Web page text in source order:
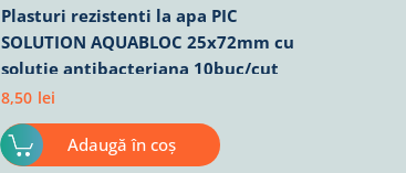
Plasturi rezistenti la apa PIC
SOLUTION AQUABLOC 25x72mm cu
solutie antibacteriana 10buc/cut
8,50 lei
Adaugă în coș